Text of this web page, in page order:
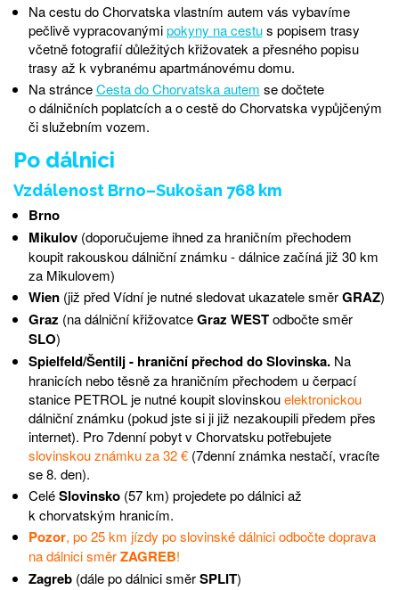
Na cestu do Chorvatska vlastním autem vás vybavíme
pečlivě vypracovanýmipokyny na cestus popisem trasy
včetně fotografií důležitých křižovatek a přesného popisu
trasy až k vybranému apartmánovému domu.
Na stránceCesta do Chorvatska autem se dočtete
o dálničních poplatcích a o cestě do Chorvatska vypůjčeným
či služebním vozem.
Po dálnici
Vzdálenost Brno–Sukošan 768 km
Brno
Mikulov(doporučujeme ihned za hraničním přechodem
koupit rakouskou dálniční známku - dálnice začíná již 30 km
za Mikulovem)
Wien(již před Vídní je nutné sledovat ukazatele směrGRAZ)
Graz (na dálniční křižovatceGraz WESTodbočte směr
SLO)
Spielfeld/Šentilj - hraniční přechod do Slovinska. Na
hranicích nebo těsně za hraničním přechodem u čerpací
stanice PETROL je nutné koupit slovinskouelektronickou
dálniční známku (pokud jste si ji již nezakoupili předem přes
internet). Pro 7denní pobyt v Chorvatsku potřebujete
slovinskou známku za 32 €(7denní známka nestačí, vracíte
se 8. den).
CeléSlovinsko(57 km) projedete po dálnici až
k chorvatským hranicím.
Pozor, po 25 km jízdy po slovinské dálnici odbočte doprava
na dálnici směrZAGREB!
Zagreb(dále po dálnici směrSPLIT)